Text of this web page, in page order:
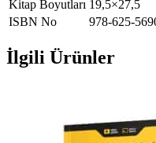
Kitap Boyutları 19,5×27,5
ISBN No
978-625-
İlgili Ürünler